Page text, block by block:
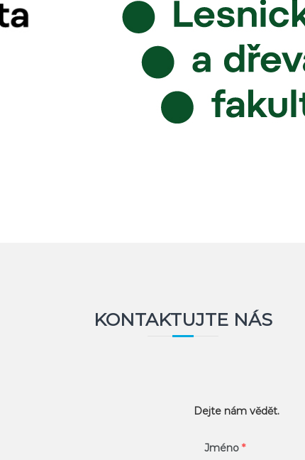
KONTAKTUJTE NÁS
Dejte nám vědět.
Jméno *